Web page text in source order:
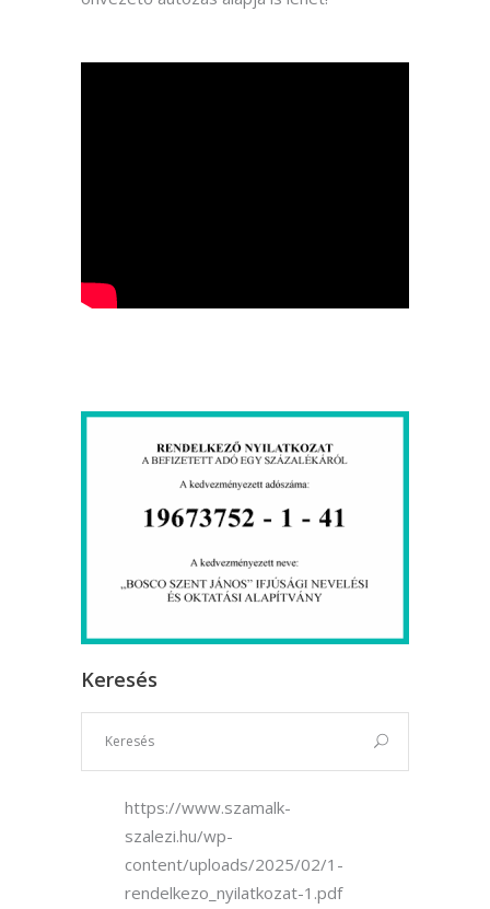
Keresés
https://www.szamalk-
szalezi.hu/wp-
content/uploads/2025/02/1-
rendelkezo_nyilatkozat-1.pdf